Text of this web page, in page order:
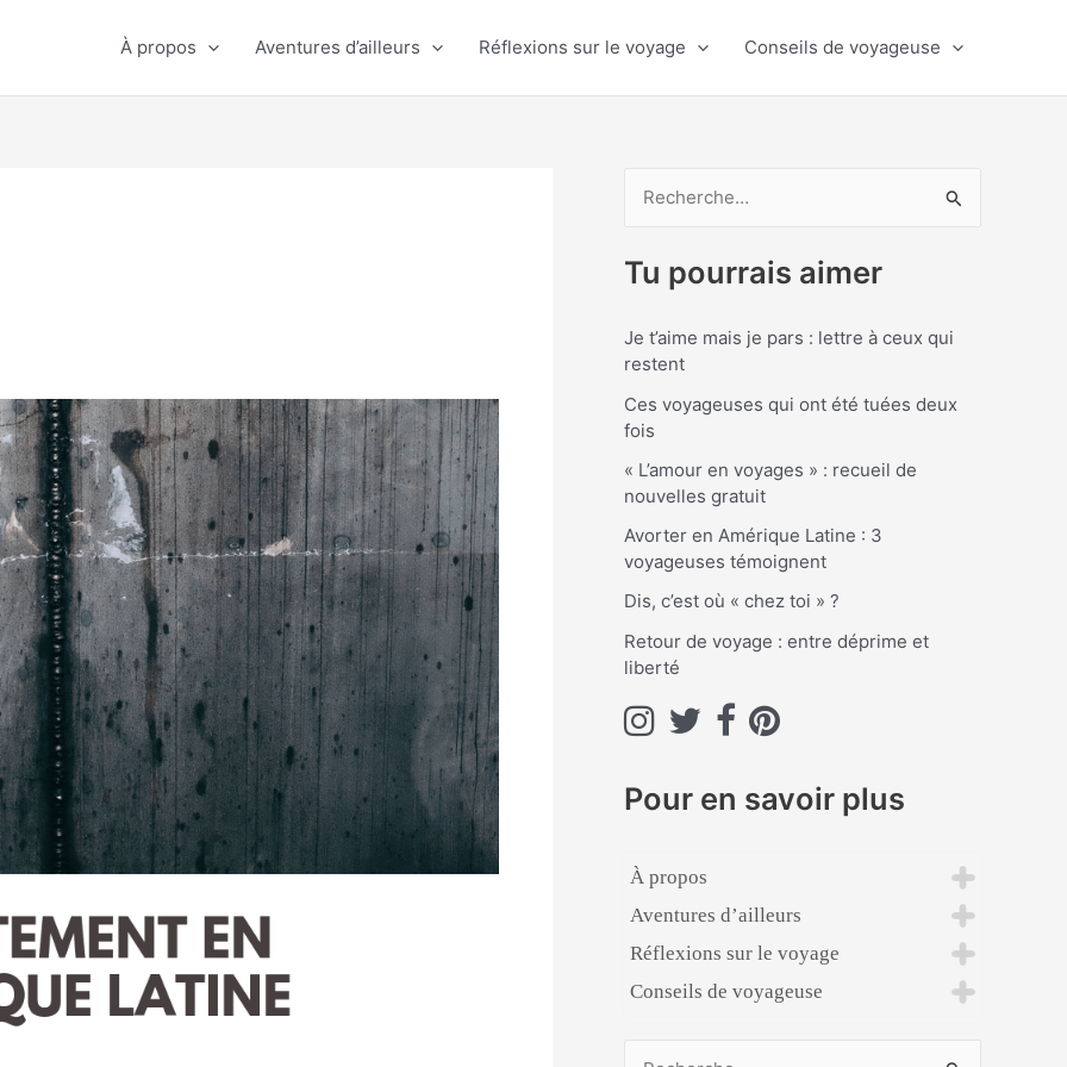
À propos Aventures d’ailleurs Réflexions sur le voyage Conseils de voyageuse
c
e
c
e
r
:
Tu pourrais aimer
Je t’aime mais je pars : lettre à ceux qui
restent
Ces voyageuses qui ont été tuées deux
fois
« L’amour en voyages » : recueil de
nouvelles gratuit
Avorter en Amérique Latine : 3
voyageuses témoignent
Dis, c’est où « chez toi » ?
Retour de voyage : entre déprime et
liberté
Pour en savoir plus
À propos
Aventures d’ailleurs
Réflexions sur le voyage
Conseils de voyageuse